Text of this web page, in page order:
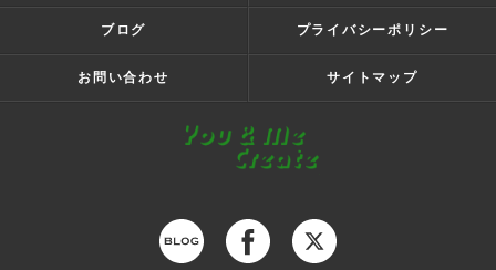
ブログ プライバシーポリシー
お問い合わせ サイトマップ